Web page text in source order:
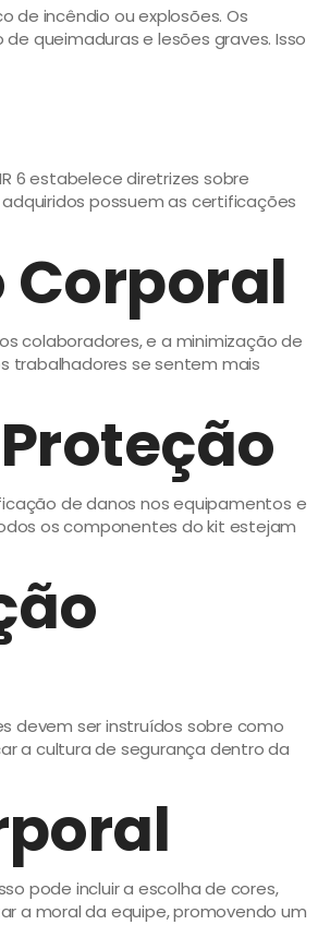
de incêndio ou explosões. Os
queimaduras e lesões graves. Isso
6 estabelece diretrizes sobre
possuem as certificações
Corporal
colaboradores, e a minimização de
trabalhadores se sentem mais
de danos nos equipamentos e
os componentes do kit estejam
devem ser instruídos sobre como
a cultura de segurança dentro da
pode incluir a escolha de cores,
a moral da equipe, promovendo um